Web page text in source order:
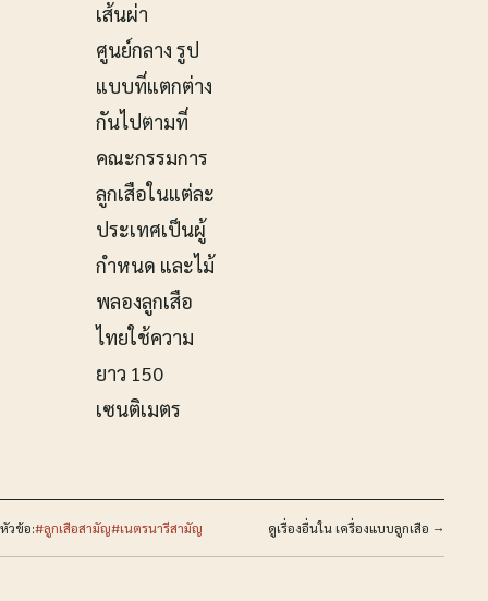
เส้นผ่า
ศูนย์กลาง รูป
แบบที่แตกต่าง
กันไปตามที่
คณะกรรมการ
ลูกเสือในแต่ละ
ประเทศเป็นผู้
กำหนด และไม้
พลองลูกเสือ
ไทยใช้ความ
ยาว 150
เซนติเมตร
หัวข้อ:#ลูกเสือสามัญ#เนตรนารีสามัญ ดูเรื่องอื่นใน เครื่องแบบลูกเสือ →